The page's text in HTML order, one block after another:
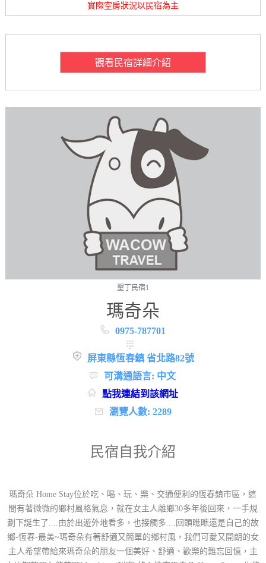
實際空房狀況以民宿為主
觀看民宿詳細介紹
墾丁民宿1
瑪奇朵
0975-787701
屏東縣恆春鎮 省北路82號
可溝通語言: 中文
點我連結到該網址
瀏覽人數: 2289
民宿自我介紹
瑪奇朵 Home Stay位於吃、喝、玩、樂、交通便利的恆春鎮市區，這
間有著微微的鄉村風格氣息，就在女主人離鄉30多年後回來，一手規
劃下誕生了....由於出遊外地看多，也接觸多....回頭瞧瞧還是自己的故
鄉-恆春-最美~瑪奇朵有著舒適又簡單的鄉村風，我們可愛又開朗的女
主人希望帶給來瑪奇朵的朋友一個美好、舒適、歡樂的難忘回憶，主